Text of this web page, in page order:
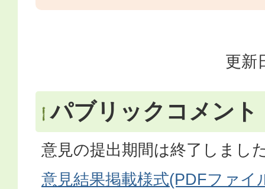
更新
パブリックコメント
意見の提出期間は終了しまし
意見結果掲載様式(PDFファイ